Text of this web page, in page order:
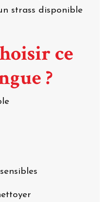
strass disponible
ce
?